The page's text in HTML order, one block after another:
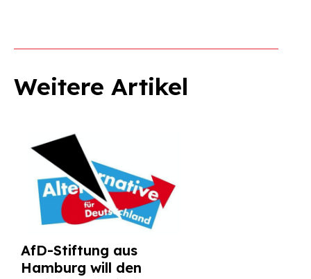
Weitere Artikel
AfD-Stiftung aus
Hamburg will den